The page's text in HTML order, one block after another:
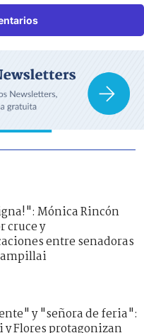
Mónica Rincón
cruce y
entre senadoras
y "señora de feria":
Flores protagonizan